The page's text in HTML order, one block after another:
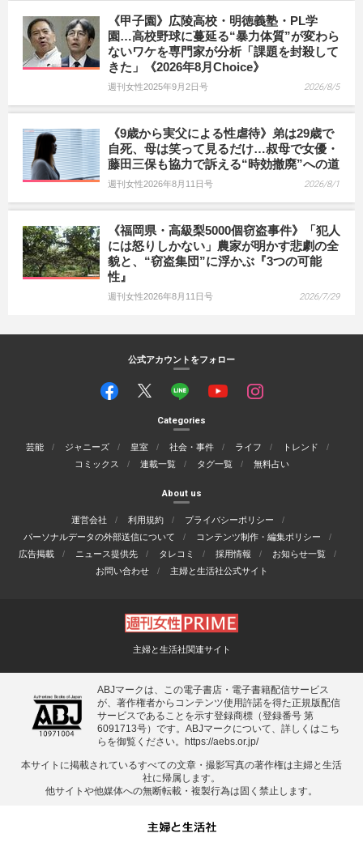
《甲子園》広陵高校・明徳義塾・PL学
園…高校野球に蔓延る“暴力体質”が変わら
ないワケを専門家が分析「課題を封殺して
きた」《2026年8月Choice》
週刊女性2025年9月2日号 2026/8/5
《9歳から実父による性虐待》弟は29歳で
自死、母は笑って見るだけ…叔母で女優・
藤田三保も協力で訴える“時効撤廃”への道
週刊女性2026年8月11日号 2026/8/1
《福岡県・高級梨5000個窃盗事件》「犯人
には怒りしかない」農家が明かす悲劇の全
貌と、“窃盗集団”に浮かぶ『3つの可能
性』
週刊女性2026年8月11日号 2026/7/29
公式アカウントをフォロー
Categories
芸能 ジャニーズ 皇室 社会・事件 ライフ
トレンド
コミックス
連載一覧 タグ一覧 無料占い
About us
運営会社 利用規約
プライバシーポリシー
パーソナルデータの外部送信について
コンテンツ制作・編集ポリシー
広告掲載
ニュース提供先 タレコミ 採用情報
お知らせ一覧
お問い合わせ
主婦と生活社公式サイト
主婦と生活社関連サイト
ABJマークは、この電子書店・電子書籍配信サービス
が、著作権者からコンテンツ使用許諾を得た正規版配信
サービスであることを示す登録商標（登録番号 第
6091713号）です。ABJマークについて、詳しくはこち
らを御覧ください。
https://aebs.or.jp/
本サイトに掲載されているすべての⽂章・撮影写真の著作権は主婦と⽣活
社に帰属します。
他サイトや他媒体への無断転載・複製⾏為は固く禁⽌します。